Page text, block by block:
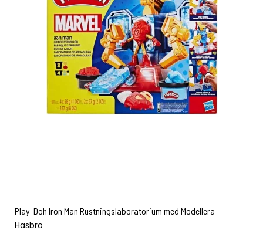
Play-Doh Iron Man Rustningslaboratorium med Modellera
Hasbro